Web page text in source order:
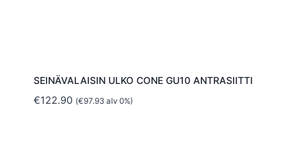
SEINÄVALAISIN ULKO CONE GU10 ANTRASIITTI
€122.90 (€97.93alv 0%)